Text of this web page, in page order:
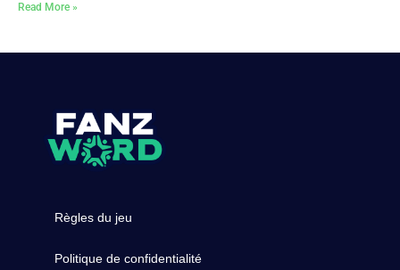
Read More »
Règles du jeu
Politique de confidentialité